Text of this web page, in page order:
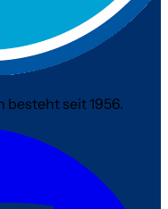
besteht seit 1956.